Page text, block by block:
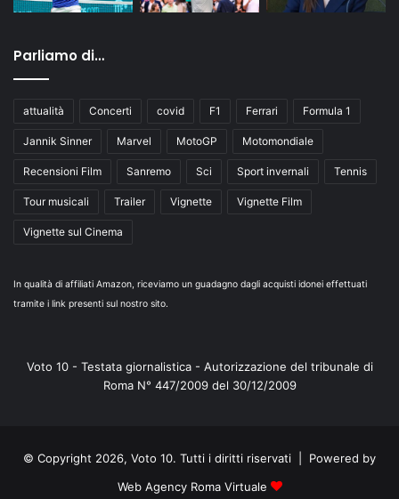
Parliamo di…
attualità Concerti covid F1 Ferrari Formula 1
Jannik Sinner Marvel MotoGP Motomondiale
Recensioni Film Sanremo Sci Sport invernali Tennis
Tour musicali Trailer Vignette Vignette Film
Vignette sul Cinema
In qualità di affiliati Amazon, riceviamo un guadagno dagli acquisti idonei effettuati
tramite i link presenti sul nostro sito.
Voto 10 - Testata giornalistica - Autorizzazione del tribunale di
Roma N° 447/2009 del 30/12/2009
© Copyright 2026, Voto 10. Tutti i diritti riservati | Powered by
Web Agency Roma Virtuale